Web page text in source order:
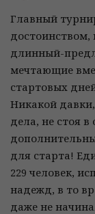
Главный
достоинством,
длинный-
мечтающие
стартовых
Никакой
дела, не стоя в
для старта!
229 человек,
надежд, в то
даже не